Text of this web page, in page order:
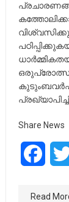
Share News
Read